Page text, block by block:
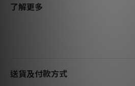
了解更多
送貨及付款方式